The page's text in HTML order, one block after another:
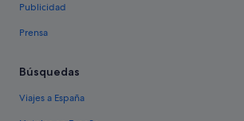
Publicidad
Prensa
Búsquedas
Viajes a España